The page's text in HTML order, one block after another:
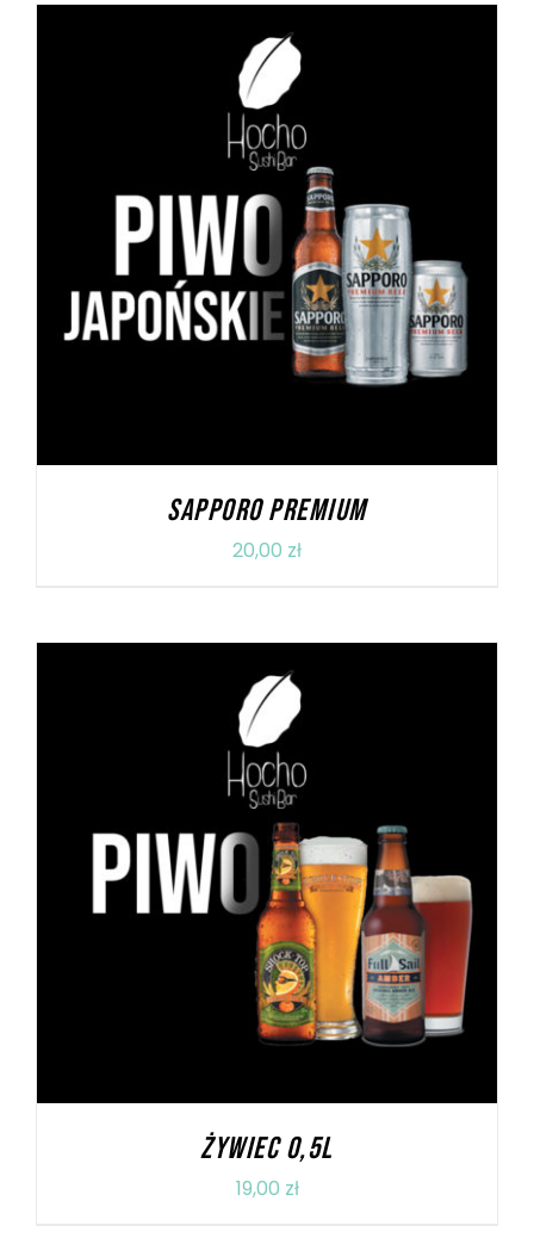
DODAJ DO KOSZYKA / SZCZEGÓŁY
SAPPORO PREMIUM
20,00 zł
DODAJ DO KOSZYKA / SZCZEGÓŁY
ŻYWIEC 0,5l
19,00 zł